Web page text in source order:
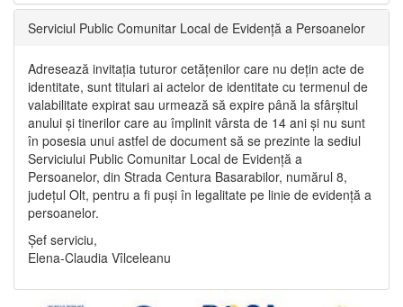
Serviciul Public Comunitar Local de Evidență a Persoanelor
Adresează invitația tuturor cetățenilor care nu dețin acte de
identitate, sunt titulari ai actelor de identitate cu termenul de
valabilitate expirat sau urmează să expire până la sfârșitul
anului și tinerilor care au împlinit vârsta de 14 ani și nu sunt
în posesia unui astfel de document să se prezinte la sediul
Serviciului Public Comunitar Local de Evidență a
Persoanelor, din Strada Centura Basarabilor, numărul 8,
județul Olt, pentru a fi puși în legalitate pe linie de evidență a
persoanelor.
Șef serviciu,
Elena-Claudia Vîlceleanu